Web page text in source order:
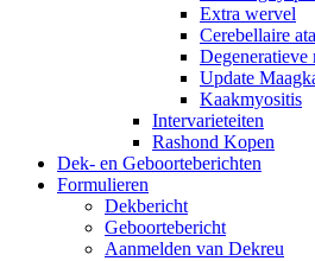
Extra wervel
Cerebellaire
Degeneratieve
Update
Kaakmyositis
Intervarieteiten
Rashond Kopen
Dek- en Geboorteberichten
Formulieren
Dekbericht
Geboortebericht
Aanmelden van Dekreu